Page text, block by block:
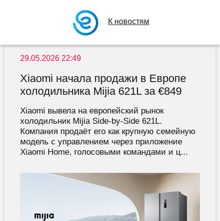
К новостям
29.05.2026 22:49
Xiaomi начала продажи в Европе
холодильника Mijia 621L за €849
Xiaomi вывела на европейский рынок
холодильник Mijia Side-by-Side 621L.
Компания продаёт его как крупную семейную
модель с управлением через приложение
Xiaomi Home, голосовыми командами и ц...